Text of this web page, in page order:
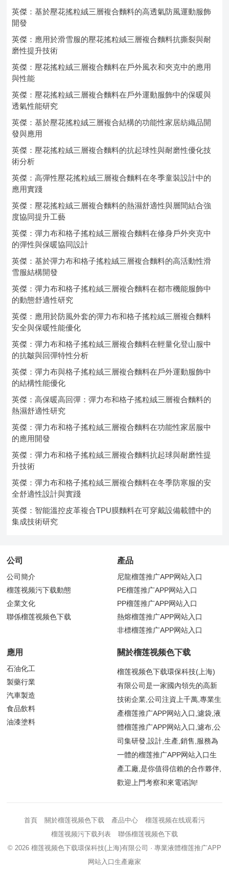
英傑：基於壓花搖粒絨三層複合麵料的高透氣防風運動服飾
開發
英傑：應用於滑雪服的壓花搖粒絨三層複合麵料抗撕裂與耐
磨性提升技術
英傑：壓花搖粒絨三層複合麵料在戶外風衣和夾克中的應用
與性能
英傑：壓花搖粒絨三層複合麵料在戶外運動服飾中的保暖與
透氣性能研究
英傑：基於壓花搖粒絨三層複合結構的功能性家居紡織品開
發與應用
英傑：壓花搖粒絨三層複合麵料的抗起球性與耐磨性優化技
術分析
英傑：高彈性壓花搖粒絨三層複合麵料在冬季童裝設計中的
應用實踐
英傑：壓花搖粒絨三層複合麵料的熱濕舒適性與層間結合強
度協同提升工藝
英傑：彈力布和格子搖粒絨三層複合麵料在修身戶外夾克中
的彈性與保暖協同設計
英傑：基於彈力布和格子搖粒絨三層複合麵料的高活動性滑
雪服結構開發
英傑：彈力布和格子搖粒絨三層複合麵料在都市機能服飾中
的動態舒適性研究
英傑：應用於防風外套的彈力布和格子搖粒絨三層複合麵料
安全與保暖性能優化
英傑：彈力布和格子搖粒絨三層複合麵料在輕量化登山服中
的抗皺與回彈特性分析
英傑：彈力布與格子搖粒絨三層複合麵料在戶外運動服飾中
的結構性能優化
英傑：高保暖高回彈：彈力布和格子搖粒絨三層複合麵料的
熱濕舒適性研究
英傑：彈力布和格子搖粒絨三層複合麵料在功能性家居服中
的應用開發
英傑：彈力布和格子搖粒絨三層複合麵料抗起球與耐磨性提
升技術
英傑：彈力布和格子搖粒絨三層複合麵料在冬季防寒服的安
全舒適性設計與實踐
英傑：智能溫控皮革複合TPU膜麵料在可穿戴設備載體中的
集成技術研究
公司
公司簡介
榴莲视频污下载動態
企業文化
聯係榴莲视频色下载
產品
尼龍榴莲推广APP网站入口
PE榴莲推广APP网站入口
PP榴莲推广APP网站入口
熱熔榴莲推广APP网站入口
非標榴莲推广APP网站入口
應用
石油化工
製藥行業
汽車製造
食品飲料
油漆塗料
關於榴莲视频色下载
榴莲视频色下载環保科技(上海)
有限公司是一家國內領先的高新
技術企業,公司注資上千萬,專業生
產榴莲推广APP网站入口,濾袋,液
體榴莲推广APP网站入口,濾布,公
司集研發,設計,生產,銷售,服務為
一體的榴莲推广APP网站入口生
產工廠,是你值得信賴的合作夥伴,
歡迎上門考察和來電谘詢!
首頁 關於榴莲视频色下载 產品中心
榴莲视频在线观看污
榴莲视频污下载列表
聯係榴莲视频色下载
© 2026 榴莲视频色下载環保科技(上海)有限公司 · 專業液體榴莲推广APP
网站入口生產廠家